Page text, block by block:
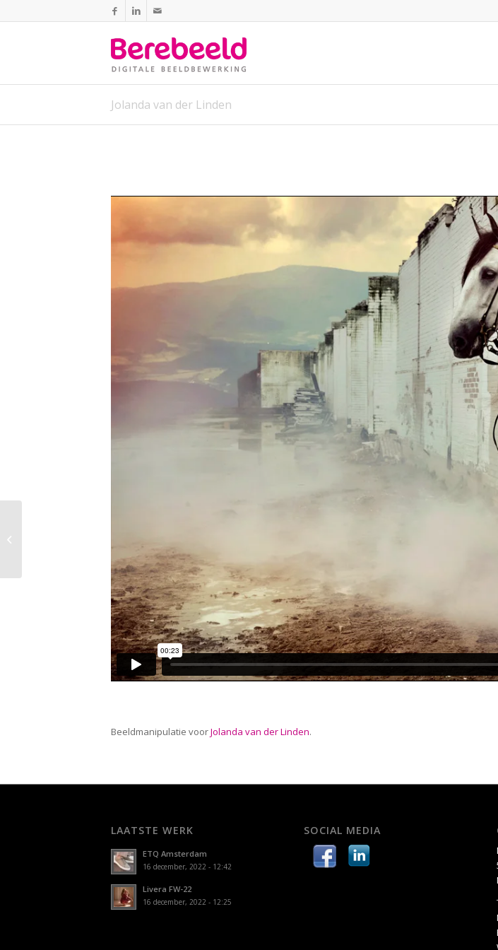
Jolanda van der Linden
Beeldmanipulatie voorJolanda van der Linden.
LAATSTE WERK
ETQ Amsterdam
16 december, 2022 - 12:42
Livera FW-22
16 december, 2022 - 12:25
SOCIAL MEDIA